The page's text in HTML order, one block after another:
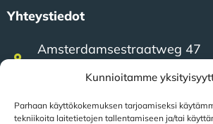
Kunnioitamme
Parhaan käyttökokemuksen tarjoamiseksi
tekniikoita laitetietojen tallentamiseen ja/tai
Yhteystiedot
Amsterdamsestraatweg 47
+31 (0)35 623 79 36